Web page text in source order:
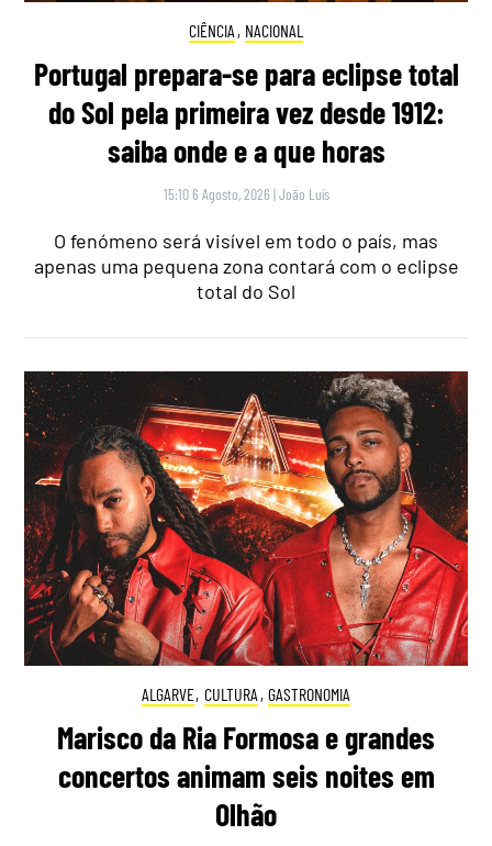
CIÊNCIA , NACIONAL
Portugal prepara-se para eclipse total
do Sol pela primeira vez desde 1912:
saiba onde e a que horas
15:10 6 Agosto, 2026 |João Luís
O fenómeno será visível em todo o país, mas
apenas uma pequena zona contará com o eclipse
total do Sol
ALGARVE, CULTURA , GASTRONOMIA
Marisco da Ria Formosa e grandes
concertos animam seis noites em
Olhão